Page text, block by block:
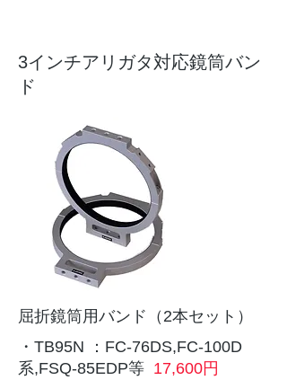
​3インチアリガタ対応鏡筒バン
ド
​屈折鏡筒用バンド（2本セット）
・TB95N ：FC-76DS,FC-100D
系,FSQ-85EDP等 17,600円